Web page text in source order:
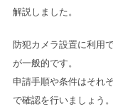
解説しました。
防犯カメラ設置に利用
が一般的です。
申請手順や条件はそれ
で確認を行いましょう。